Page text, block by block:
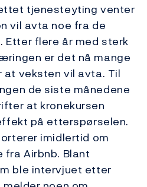
tjenesteyting venter
vil avta noe fra de
Etter flere år med sterk
er det nå mange
veksten vil avta. Til
de siste månedene
at kronekursen
på etterspørselen.
imidlertid om
fra Airbnb. Blant
ble intervjuet etter